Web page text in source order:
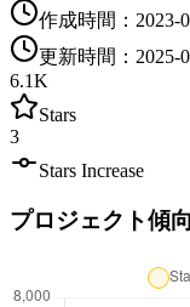
作成時間 ： 2023-
更新時間 ： 2025-
6.1K
Stars
3
Stars Increase
プロジェクト傾